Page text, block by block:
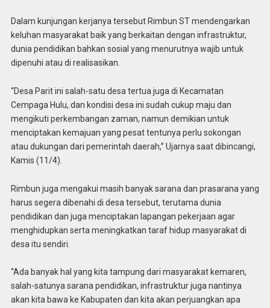
Dalam kunjungan kerjanya tersebut Rimbun ST mendengarkan
keluhan masyarakat baik yang berkaitan dengan infrastruktur,
dunia pendidikan bahkan sosial yang menurutnya wajib untuk
dipenuhi atau di realisasikan.
“Desa Parit ini salah-satu desa tertua juga di Kecamatan
Cempaga Hulu, dan kondisi desa ini sudah cukup maju dan
mengikuti perkembangan zaman, namun demikian untuk
menciptakan kemajuan yang pesat tentunya perlu sokongan
atau dukungan dari pemerintah daerah,” Ujarnya saat dibincangi,
Kamis (11/4).
Rimbun juga mengakui masih banyak sarana dan prasarana yang
harus segera dibenahi di desa tersebut, terutama dunia
pendidikan dan juga menciptakan lapangan pekerjaan agar
menghidupkan serta meningkatkan taraf hidup masyarakat di
desa itu sendiri.
“Ada banyak hal yang kita tampung dari masyarakat kemaren,
salah-satunya sarana pendidikan, infrastruktur juga nantinya
akan kita bawa ke Kabupaten dan kita akan perjuangkan apa